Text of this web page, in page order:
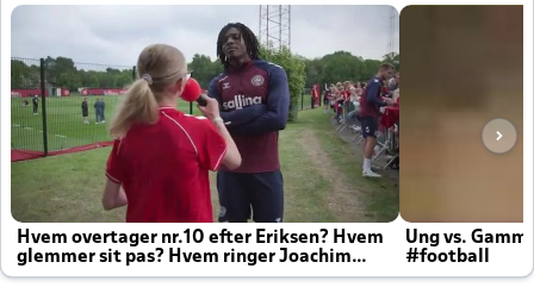
Hvem overtager nr.10 efter Eriksen? Hvem
glemmer sit pas? Hvem ringer Joachim
altid til efter kampe?
Ung vs.
#football